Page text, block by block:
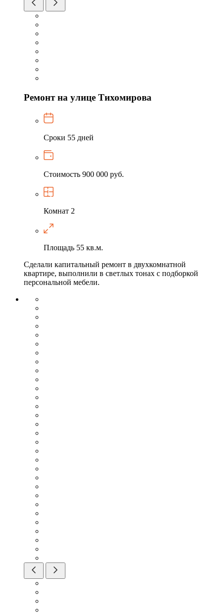
Ремонт на улице Тихомирова
Сроки 55 дней
Стоимость 900 000 руб.
Комнат 2
Площадь 55 кв.м.
Сделали капитальный ремонт в двухкомнатной
квартире, выполнили в светлых тонах с подборкой
персональной мебели.